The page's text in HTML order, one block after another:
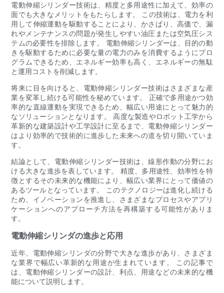
電動伸縮シリンダー技術は、精度と多用途性に加えて、効率の
面でも大きなメリットをもたらします。 この技術は、電力を利
用して伸縮運動を駆動することにより、かさばり、高価で、漏
れやメンテナンスの問題が発生しやすい油圧または空気圧シス
テムの必要性を排除します。 電動伸縮シリンダーは、目的の動
きを駆動するために必要な量の電力のみを消費するようにプロ
グラムできるため、エネルギー効率も高く、エネルギーの無駄
と運用コストを削減します。
将来に目を向けると、電動伸縮シリンダー技術はさまざまな産
業を変革し続ける可能性を秘めています。 正確で多用途かつ効
率的な直線運動を実現できるため、幅広い用途にとって魅力的
なソリューションとなります。 高度な製造やロボット工学から
革新的な建築設計や工学設計に至るまで、電動伸縮シリンダー
はより効率的で技術的に進歩した未来への道を切り開いていま
す。
結論として、電動伸縮シリンダー技術は、線形作動の分野にお
ける大きな進歩を表しています。 精度、多用途性、効率性を特
徴とするその未来的な機能により、幅広い業界にとって価値の
あるツールとなっています。 このテクノロジーは進化し続ける
ため、イノベーションを推進し、さまざまなプロセスやアプリ
ケーションへのアプローチ方法を再構築する可能性がありま
す。
電動伸縮シリンダの進歩と応用
近年、電動伸縮シリンダの分野で大きな進歩があり、さまざま
な業界で幅広い革新的な用途が生まれています。 この記事で
は、電動伸縮シリンダーの設計、利点、用途などの未来的な機
能について説明します。